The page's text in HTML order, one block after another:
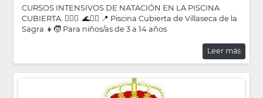
CURSOS INTENSIVOS DE NATACIÓN EN LA PISCINA
CUBIERTA. 🏊‍♂️🌊 🌊🏊‍♀️ 📍 Piscina Cubierta de Villaseca de la
Sagra 👧🧒 Para niños/as de 3 a 14 años
Leer más